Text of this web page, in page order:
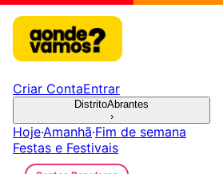
Criar ContaEntrar
DistritoAbrantes
›
Hoje·Amanhã·Fim de semana
Festas e Festivais